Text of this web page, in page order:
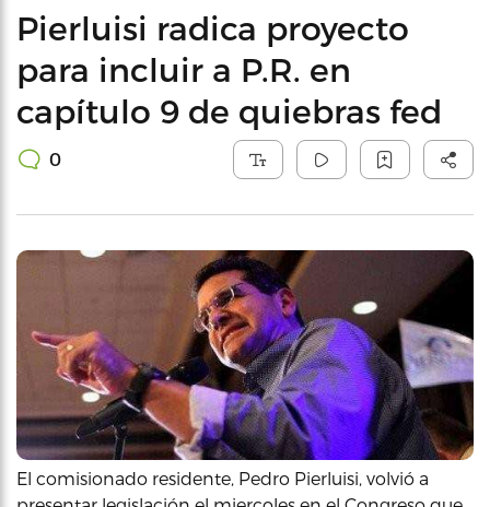
Pierluisi radica proyecto
para incluir a P.R. en
capítulo 9 de quiebras fed
0
El comisionado residente, Pedro Pierluisi, volvió a